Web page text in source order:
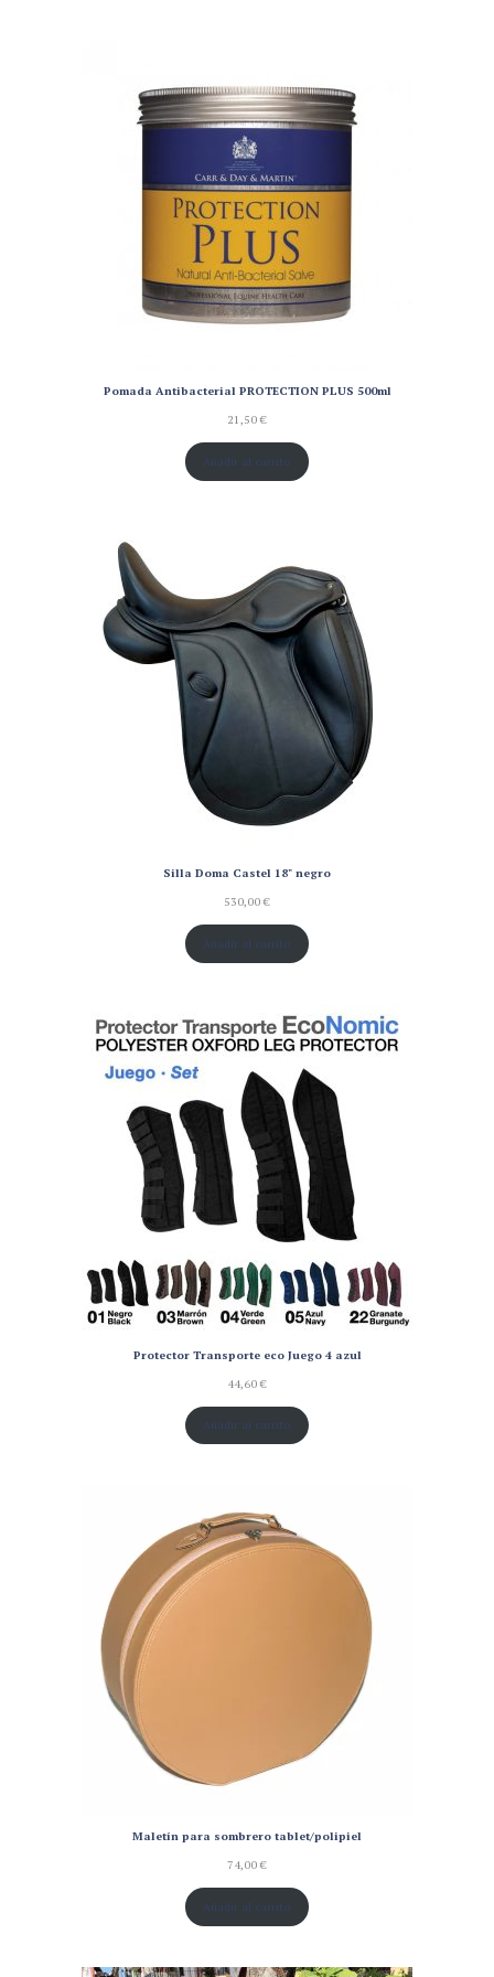
Pomada Antibacterial PROTECTION PLUS 500ml
21,50€
Añadir al carrito
Silla Doma Castel 18" negro
530,00€
Añadir al carrito
Protector Transporte eco Juego 4 azul
44,60€
Añadir al carrito
Maletín para sombrero tablet/polipiel
74,00€
Añadir al carrito